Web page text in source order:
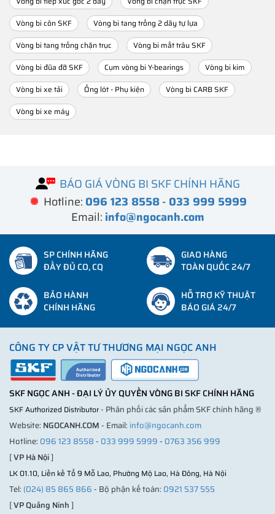
Vòng bi côn SKF
Vòng bi tang trống 2 dãy tự lựa
Vòng bi tang trống chặn trục
Vòng bi mắt trâu SKF
Vòng bi đũa đỡ SKF
Cụm vòng bi Y-bearings
Vòng bi kim
Vòng bi xe tải
Ống lót - Phụ kiện
Vòng bi CARB SKF
Vòng bi xe máy
BÁO GIÁ VÒNG BI SKF CHÍNH HÃNG
Hotline: 096 123 8558- 033 999 5999
Email: info@ngocanh.com
SP CHÍNH HÃNG
ĐẦY ĐỦ CO, CQ
GIAO HÀNG
TOÀN QUỐC 24/7
BẢO HÀNH
CHÍNH HÃNG
HỖ TRỢ KỸ THUẬT
BÁO GIÁ 24/7
CÔNG TY CP VẬT TƯ THƯƠNG MẠI NGỌC ANH
SKF NGỌC ANH - ĐẠI LÝ ỦY QUYỀN VÒNG BI SKF CHÍNH HÃNG
SKF Authorized Distributor- Phân phối các sản phẩm SKF chính hãng ®
Website: NGOCANH.COM- Email: info@ngocanh.com
Hotline: 096 123 8558- 033 999 5999- 0763 356 999
[VP Hà Nội]
LK 01.10, Liền kề Tổ 9 Mỗ Lao, Phường Mộ Lao, Hà Đông, Hà Nội
Tel: (024) 85 865 866- Bộ phận kế toán: 0921 537 555
[VP Quảng Ninh]